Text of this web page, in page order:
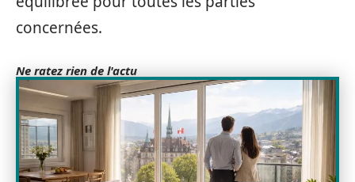
concernées.
Ne ratez rien de l'actu